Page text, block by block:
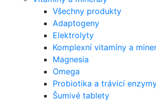
Všechny produkty
Adaptogeny
Elektrolyty
Komplexní vitamíny a
Magnesia
Omega
Probiotika a trávicí
Šumivé tablety